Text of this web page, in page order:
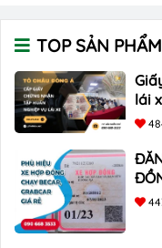
TOP SẢN PHẨM
lái